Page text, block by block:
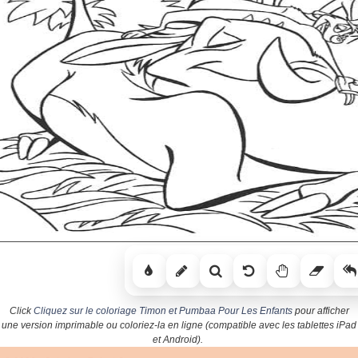
ClickCliquez sur le coloriage Timon et Pumbaa Pour Les Enfantspour afficher
une version imprimable ou coloriez-la en ligne (compatible avec les tablettes iPad
et Android).